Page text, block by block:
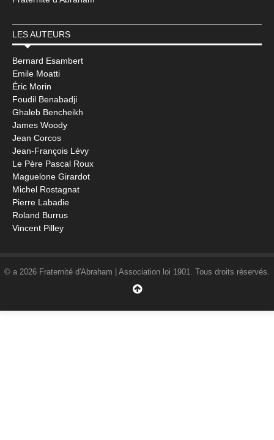
LES AUTEURS
Bernard Esambert
Emile Moatti
Éric Morin
Foudil Benabadji
Ghaleb Bencheikh
James Woody
Jean Corcos
Jean-François Lévy
Le Père Pascal Roux
Maguelone Girardot
Michel Rostagnat
Pierre Labadie
Roland Burrus
Vincent Pilley
© a 2026 Fraternité d'Abraham | Association loi 1901. Tous droits réservés.